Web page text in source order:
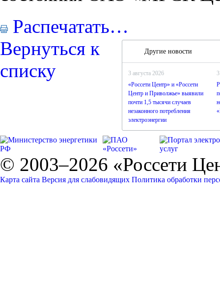
Распечатать…
Другие новости
3 августа 2026
«Россети Центр» и «Россети
Центр и Приволжье» выявили
почти 1,5 тысячи случаев
незаконного потребления
электроэнергии
Вернуться к
списку
© 2003–2026 «Россети
Карта сайта Версия для слабовидящих Политика обработки